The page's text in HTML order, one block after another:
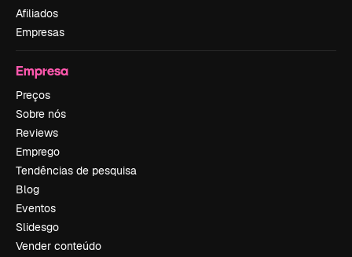
Afiliados
Empresas
Empresa
Preços
Sobre nós
Reviews
Emprego
Tendências de pesquisa
Blog
Eventos
Slidesgo
Vender conteúdo